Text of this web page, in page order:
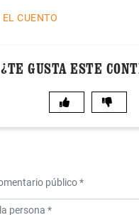
EL CUENTO
¿TE GUSTA ESTE